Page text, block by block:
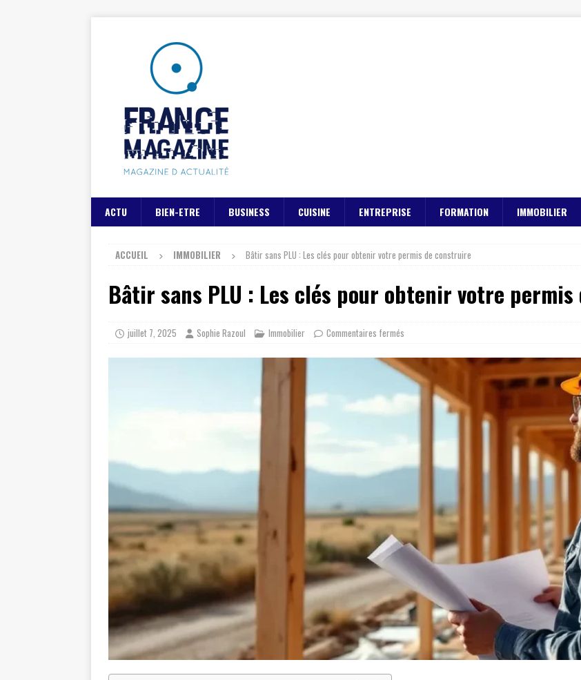
ACTU BIEN-ETRE BUSINESS CUISINE ENTREPRISE FORMATION IMMOBILIER
ACCUEIL IMMOBILIER Bâtir sans PLU : Les clés pour obtenir votre permis de construire
Bâtir sans PLU : Les clés pour obtenir votre
juillet 7, 2025 Sophie Razoul Immobilier Commentaires fermés